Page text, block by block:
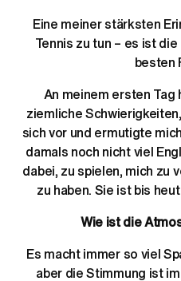
Eine meiner stärksten
Tennis zu tun – es ist
besten
An meinem ersten Tag
ziemliche
sich vor und ermutigte
damals noch nicht viel
dabei, zu spielen, mich zu
zu haben. Sie ist bis
Wie ist die
Es macht immer so viel
aber die Stimmung ist